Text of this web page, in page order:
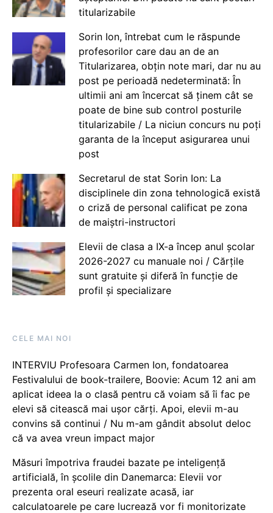
titularizabile
Sorin Ion, întrebat cum le răspunde
profesorilor care dau an de an
Titularizarea, obțin note mari, dar nu au
post pe perioadă nedeterminată: În
ultimii ani am încercat să ținem cât se
poate de bine sub control posturile
titularizabile / La niciun concurs nu poți
garanta de la început asigurarea unui
post
Secretarul de stat Sorin Ion: La
disciplinele din zona tehnologică există
o criză de personal calificat pe zona
de maiștri-instructori
Elevii de clasa a IX-a încep anul școlar
2026-2027 cu manuale noi / Cărțile
sunt gratuite și diferă în funcție de
profil și specializare
CELE MAI NOI
INTERVIU Profesoara Carmen Ion, fondatoarea
Festivalului de book-trailere, Boovie: Acum 12 ani am
aplicat ideea la o clasă pentru că voiam să îi fac pe
elevi să citească mai ușor cărți. Apoi, elevii m-au
convins să continui / Nu m-am gândit absolut deloc
că va avea vreun impact major
Măsuri împotriva fraudei bazate pe inteligență
artificială, în școlile din Danemarca: Elevii vor
prezenta oral eseuri realizate acasă, iar
calculatoarele pe care lucrează vor fi monitorizate